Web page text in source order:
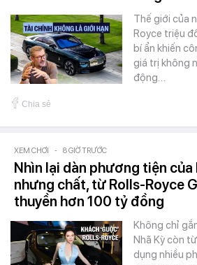
Thế giới của
Royce triệu
bí ẩn khiến
giá trị không
động…
Chia sẻ
XEM CHƠI - 8 GIỜ TRƯỚC
Nhìn lại dàn phương tiện của
nhưng chất, từ Rolls-Royce
thuyền hơn 100 tỷ đồng
Không chỉ
Nhã Kỳ còn
dụng nhiều